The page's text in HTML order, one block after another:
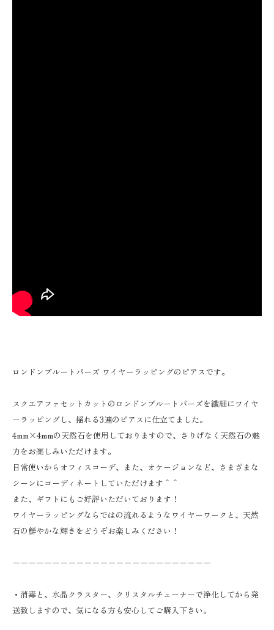
ロンドンブルートパーズ ワイヤーラッピングのピアスです。
スクエアファセットカットのロンドンブルートパーズを繊細にワイヤ
ーラッピングし、揺れる3連のピアスに仕立てました。
4mm×4mmの天然石を使用しておりますので、さりげなく天然石の魅
力をお楽しみいただけます。
日常使いからオフィスコーデ、また、オケージョンなど、さまざまな
シーンにコーディネートしていただけます＾＾
また、ギフトにもご好評いただいております！
ワイヤーラッピングならではの流れるようなワイヤーワークと、天然
石の鮮やかな輝きをどうぞお楽しみください！
－－－－－－－－－－－－－－－－－－－－－－－－－
・消毒と、水晶クラスター、クリスタルチューナーで浄化してから発
送致しますので、気になる方も安心してご購入下さい。